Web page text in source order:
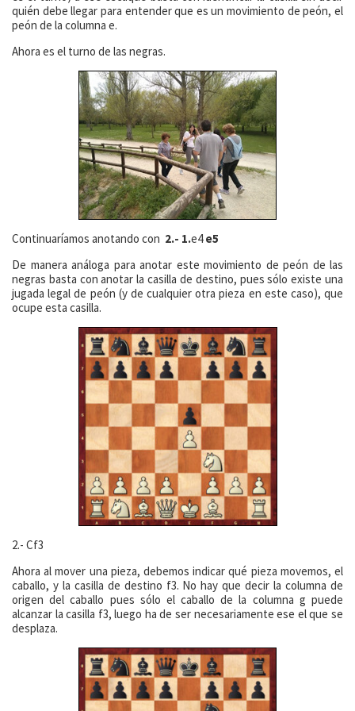
quién debe llegar para entender que es un movimiento de peón, el
peón de la columna e.
Ahora es el turno de las negras.
Continuaríamos anotando con 2.- 1.e4e5
De manera análoga para anotar este movimiento de peón de las
negras basta con anotar la casilla de destino, pues sólo existe una
jugada legal de peón (y de cualquier otra pieza en este caso), que
ocupe esta casilla.
2.- Cf3
Ahora al mover una pieza, debemos indicar qué pieza movemos, el
caballo, y la casilla de destino f3. No hay que decir la columna de
origen del caballo pues sólo el caballo de la columna g puede
alcanzar la casilla f3, luego ha de ser necesariamente ese el que se
desplaza.